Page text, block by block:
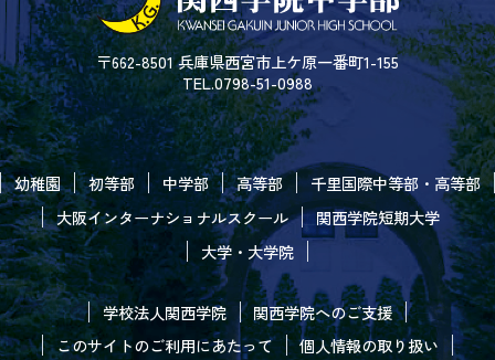
〒662-8501 兵庫県西宮市上ケ原一番町1-155
TEL.0798-51-0988
幼稚園 初等部 中学部 高等部
千里国際中等部・高等部
大阪インターナショナルスクール
関西学院短期大学
大学・大学院
学校法人関西学院
関西学院へのご支援
このサイトのご利用にあたって
個人情報の取り扱い